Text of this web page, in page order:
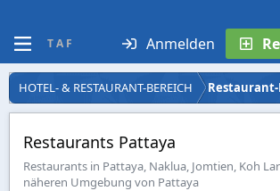
T A F Anmelden
HOTEL- & RESTAURANT-BEREICH
Restaurants Pattaya
Restaurants in Pattaya, Naklua, Jomtien, Koh
näheren Umgebung von Pattaya